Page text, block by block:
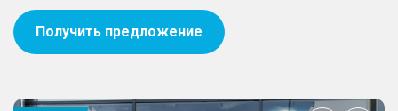
Получить предложение